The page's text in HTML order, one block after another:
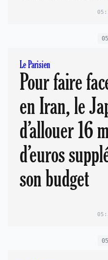
Le Parisien
Pour faire
en Iran, le
d’allouer 16
d’euros
son budget